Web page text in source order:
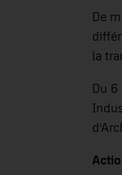
De
la
Du